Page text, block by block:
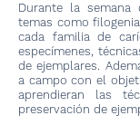
Durante la semana
temas como
cada familia de
especímenes,
de ejemplares.
a campo con el
aprendieran las
preservación de